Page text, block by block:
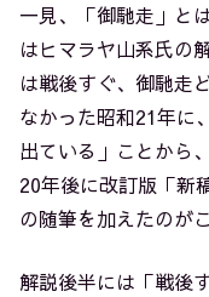
一見、「御馳走」と
はヒマラヤ山系氏の
は戦後すぐ、御馳走
なかった昭和21年に
出ている」ことから
20年後に改訂版「新
の随筆を加えたのが
解説後半には「戦後